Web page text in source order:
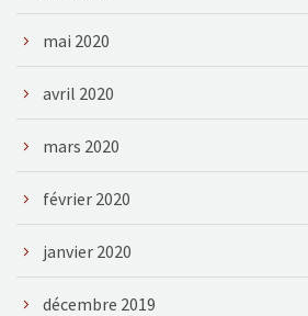
mai 2020
avril 2020
mars 2020
février 2020
janvier 2020
décembre 2019